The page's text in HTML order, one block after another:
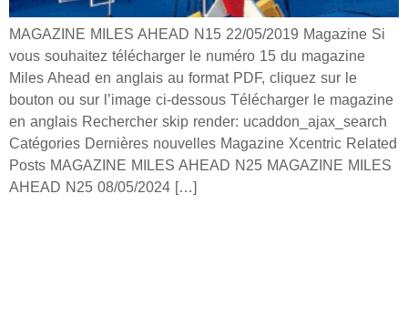
MAGAZINE MILES AHEAD N15 22/05/2019 Magazine Si
vous souhaitez télécharger le numéro 15 du magazine
Miles Ahead en anglais au format PDF, cliquez sur le
bouton ou sur l’image ci-dessous Télécharger le magazine
en anglais Rechercher skip render: ucaddon_ajax_search
Catégories Dernières nouvelles Magazine Xcentric Related
Posts MAGAZINE MILES AHEAD N25 MAGAZINE MILES
AHEAD N25 08/05/2024 […]